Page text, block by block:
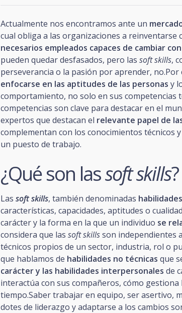
Actualmente nos encontramos ante un
cual obliga a las organizaciones a reinventarse
necesarios empleados capaces de cambiar
pueden quedar desfasados, pero las soft skills,
perseverancia o la pasión por aprender,
enfocarse en las aptitudes de las personas y
comportamiento, no solo en sus competencias
competencias son clave para destacar en el
expertos que destacan el relevante papel de
complementan con los conocimientos técnicos
un puesto de trabajo.
¿Qué son lassoft skills?
Las soft skills, también denominadas
características, capacidades, aptitudes o
carácter y la forma en la que un individuo se
considera que las soft skillsson independientes
técnicos propios de un sector, industria, rol o
que hablamos de habilidades no técnicas que
carácter y las habilidades interpersonales de
interactúa con sus compañeros, cómo
tiempo.Saber trabajar en equipo, ser asertivo,
dotes de liderazgo y adaptarse a los cambios